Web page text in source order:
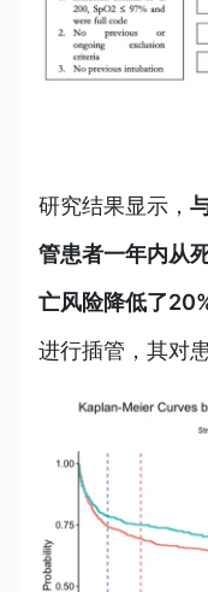
研究结果显示，
管患者一年内从
亡风险降低了20%
进行插管，其对